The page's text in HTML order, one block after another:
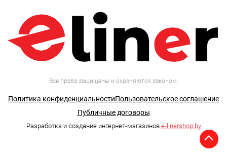
Все права защищены и охраняются законом.
Политика конфиденциальностиПользовательское соглашение
Публичные договоры
Разработка и создание интернет-магазинов e-linershop.by